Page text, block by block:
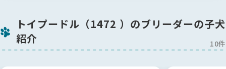
いブリーダーさんと出会うことができました。
「安心できる出会いの場」を提供してくださっていることに、
心から感謝しています！🐶
たことです。無駄吠えもなく、トイレもしっかりできて、管野
さんが愛情を持って社会化を進めてくださっていたことが本当
によく伝わりました👏
トイプードル（1472 ）のブリーダーの子犬
紹介
10件